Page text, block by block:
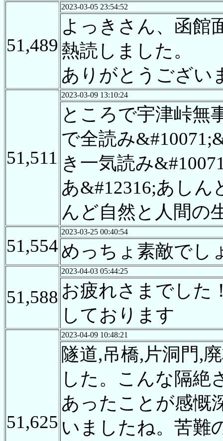
51,489
2023-03-05 23:54:52
よっきさん、函館
熱読しました。
ありがとうござい
51,511
2023-03-09 13:10:24
ところで宇津峠無
で全読み
き一気読み
あ&#12316;あしん
んど自然と人間の
51,554
2023-03-25 00:40:54
めっちょ素敵でし
51,588
2023-04-03 05:44:25
お疲れさまでした
しております
51,625
2023-04-09 10:48:21
隧道,吊橋,片洞門,
した。こんな隔絶
あったことが感
いましたね。苦難